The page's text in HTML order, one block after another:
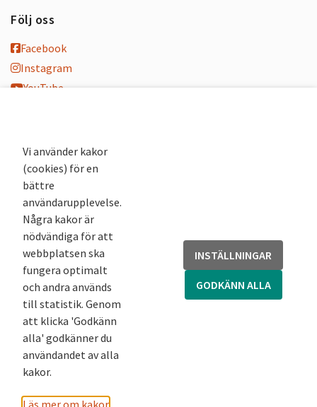
Följ oss
Facebook
Instagram
YouTube
Nyhetsbrev
Andra webbplatser
Arkivsök
Fornsök
Fornreg
Bebyggelseregistret
Runor
Kringla
Vi använder kakor
(cookies) för en
bättre
användarupplevelse.
Några kakor är
nödvändiga för att
webbplatsen ska
fungera optimalt
och andra används
till statistik. Genom
att klicka 'Godkänn
alla' godkänner du
användandet av alla
kakor.
Läs mer om kakor
INSTÄLLNINGAR
GODKÄNN ALLA